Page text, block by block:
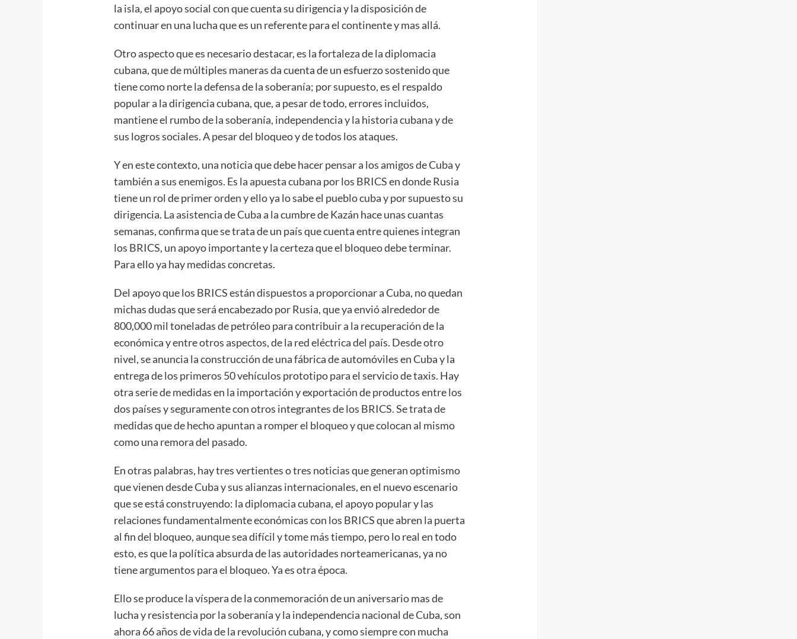
la isla, el apoyo social con que cuenta su dirigencia y la disposición de
continuar en una lucha que es un referente para el continente y mas allá.
Otro aspecto que es necesario destacar, es la fortaleza de la diplomacia
cubana, que de múltiples maneras da cuenta de un esfuerzo sostenido que
tiene como norte la defensa de la soberanía; por supuesto, es el respaldo
popular a la dirigencia cubana, que, a pesar de todo, errores incluidos,
mantiene el rumbo de la soberanía, independencia y la historia cubana y de
sus logros sociales. A pesar del bloqueo y de todos los ataques.
Y en este contexto, una noticia que debe hacer pensar a los amigos de Cuba y
también a sus enemigos. Es la apuesta cubana por los BRICS en donde Rusia
tiene un rol de primer orden y ello ya lo sabe el pueblo cuba y por supuesto su
dirigencia. La asistencia de Cuba a la cumbre de Kazán hace unas cuantas
semanas, confirma que se trata de un país que cuenta entre quienes integran
los BRICS, un apoyo importante y la certeza que el bloqueo debe terminar.
Para ello ya hay medidas concretas.
Del apoyo que los BRICS están dispuestos a proporcionar a Cuba, no quedan
michas dudas que será encabezado por Rusia, que ya envió alrededor de
800,000 mil toneladas de petróleo para contribuir a la recuperación de la
económica y entre otros aspectos, de la red eléctrica del país. Desde otro
nivel, se anuncia la construcción de una fábrica de automóviles en Cuba y la
entrega de los primeros 50 vehículos prototipo para el servicio de taxis. Hay
otra serie de medidas en la importación y exportación de productos entre los
dos países y seguramente con otros integrantes de los BRICS. Se trata de
medidas que de hecho apuntan a romper el bloqueo y que colocan al mismo
como una remora del pasado.
En otras palabras, hay tres vertientes o tres noticias que generan optimismo
que vienen desde Cuba y sus alianzas internacionales, en el nuevo escenario
que se está construyendo: la diplomacia cubana, el apoyo popular y las
relaciones fundamentalmente económicas con los BRICS que abren la puerta
al fin del bloqueo, aunque sea difícil y tome más tiempo, pero lo real en todo
esto, es que la política absurda de las autoridades norteamericanas, ya no
tiene argumentos para el bloqueo. Ya es otra época.
Ello se produce la víspera de la conmemoración de un aniversario mas de
lucha y resistencia por la soberanía y la independencia nacional de Cuba, son
ahora 66 años de vida de la revolución cubana, y como siempre con mucha